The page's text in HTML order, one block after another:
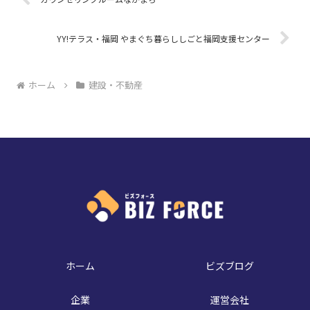
YY!テラス・福岡 やまぐち暮らししごと福岡支援センター
ホーム 建設・不動産
ホーム ビズブログ
企業 運営会社